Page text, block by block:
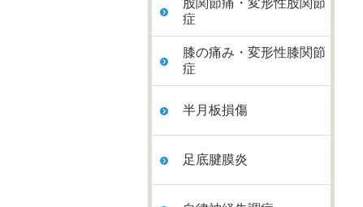
股関節痛・変形性股関節
症
膝の痛み・変形性膝関節
症
半月板損傷
足底腱膜炎